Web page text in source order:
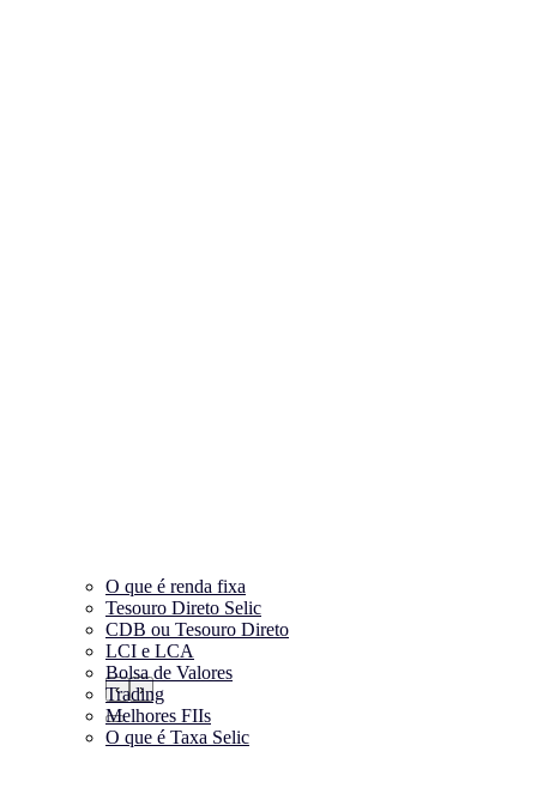
‹ ›
O que é renda fixa
Tesouro Direto Selic
CDB ou Tesouro Direto
LCI e LCA
Bolsa de Valores
Trading
Melhores FIIs
O que é Taxa Selic